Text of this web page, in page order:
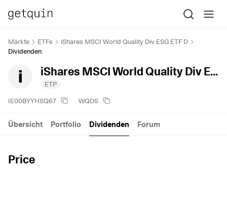
Märkte ETFs
iShares MSCI World Quality Div ESG ETF D
Dividenden
iShares MSCI World Quality Div ESG ETF D
ETP
IE00BYYHSQ67 WQDS
Price
Übersicht Portfolio Dividenden Forum